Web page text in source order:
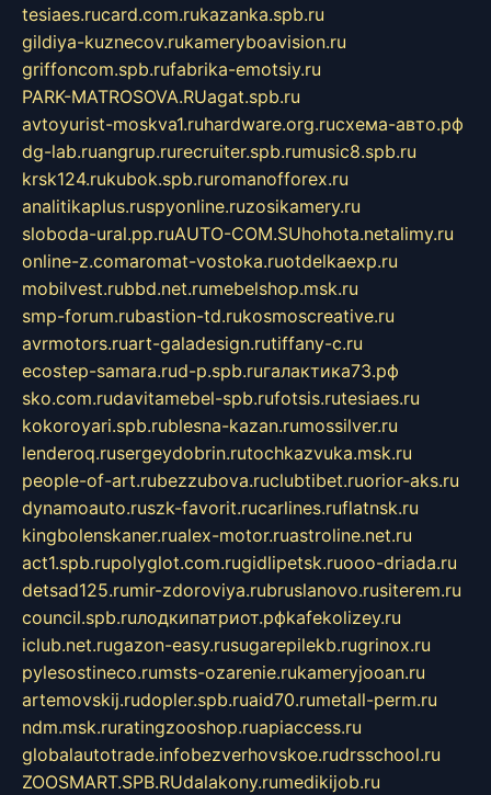
tesiaes.rucard.com.rukazanka.spb.ru
gildiya-kuznecov.rukameryboavision.ru
griffoncom.spb.rufabrika-emotsiy.ru
PARK-MATROSOVA.RUagat.spb.ru
avtoyurist-moskva1.ruhardware.org.ruсхема-авто.рф
dg-lab.ruangrup.rurecruiter.spb.rumusic8.spb.ru
krsk124.rukubok.spb.ruromanofforex.ru
analitikaplus.ruspyonline.ruzosikamery.ru
sloboda-ural.pp.ruAUTO-COM.SUhohota.netalimy.ru
online-z.comaromat-vostoka.ruotdelkaexp.ru
mobilvest.rubbd.net.rumebelshop.msk.ru
smp-forum.rubastion-td.rukosmoscreative.ru
avrmotors.ruart-galadesign.rutiffany-c.ru
ecostep-samara.rud-p.spb.ruгалактика73.рф
sko.com.rudavitamebel-spb.rufotsis.rutesiaes.ru
kokoroyari.spb.rublesna-kazan.rumossilver.ru
lenderoq.rusergeydobrin.rutochkazvuka.msk.ru
people-of-art.rubezzubova.ruclubtibet.ruorior-aks.ru
dynamoauto.ruszk-favorit.rucarlines.ruflatnsk.ru
kingbolenskaner.rualex-motor.ruastroline.net.ru
act1.spb.rupolyglot.com.rugidlipetsk.ruooo-driada.ru
detsad125.rumir-zdoroviya.rubruslanovo.rusiterem.ru
council.spb.ruлодкипатриот.рфkafekolizey.ru
iclub.net.rugazon-easy.rusugarepilekb.rugrinox.ru
pylesostineco.rumsts-ozarenie.rukameryjooan.ru
artemovskij.rudopler.spb.ruaid70.rumetall-perm.ru
ndm.msk.ruratingzooshop.ruapiaccess.ru
globalautotrade.infobezverhovskoe.rudrsschool.ru
ZOOSMART.SPB.RUdalakony.rumedikijob.ru